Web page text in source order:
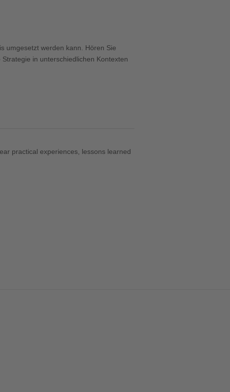
umgesetzt werden kann. Hören Sie
in unterschiedlichen Kontexten
practical experiences, lessons learned